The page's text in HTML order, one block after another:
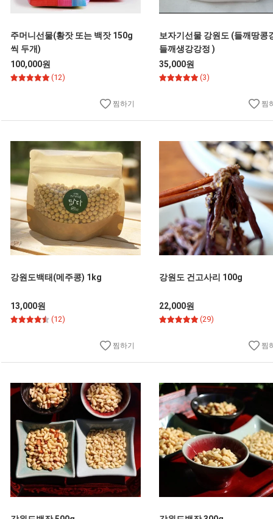
주머니선물(황잣 또는 백잣 150g
씩 두개)
100,000원
(12)
찜하기
보자기선물 강원도 (들깨땅콩
들깨생강강정 )
35,000원
(3)
찜
강원도백태(메주콩) 1kg
13,000원
(12)
찜하기
강원도 건고사리 100g
22,000원
(29)
찜